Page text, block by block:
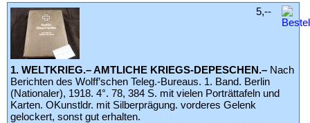
Suchergebnisse
Warenkorb
AGB
Widerruf
Datenschutz
Impressum
1. WELTKRIEG.– AMTLICHE KRIEGS-DEPESCHEN.– Nach
Berichten des Wolff’schen Teleg.-Bureaus. 1. Band. Berlin
(Nationaler), 1918. 4°. 78, 384 S. mit vielen Porträttafeln und
Karten. OKunstldr. mit Silberprägung. vorderes Gelenk
gelockert, sonst gut erhalten.
5,--